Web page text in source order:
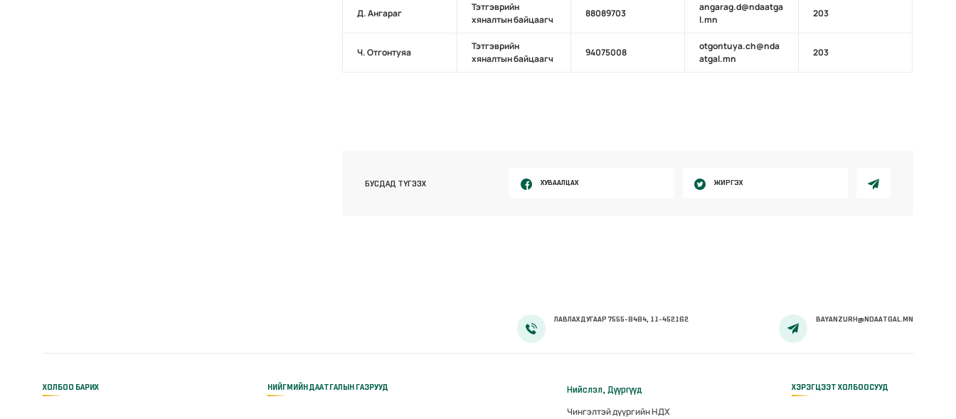
Д. Ангараг
Тэтгэврийн
хяналтын байцаагч
88089703
angarag.d@ndaatga
l.mn
203
Ч. Отгонтуяа
Тэтгэврийн
хяналтын байцаагч
94075008
otgontuya.ch@nda
atgal.mn
203
БУСДАД ТҮГЭЭХ ХУВААЛЦАХ ЖИРГЭХ
ЛАВЛАХ ДУГААР 7555-8484, 11-452162 BAYANZURH@NDAATGAL.MN
ХОЛБОО БАРИХ НИЙГМИЙН ДААТГАЛЫН ГАЗРУУД Нийслэл, Дүүргүүд
Чингэлтэй дүүргийн НДХ
ХЭРЭГЦЭЭТ ХОЛБООСУУД